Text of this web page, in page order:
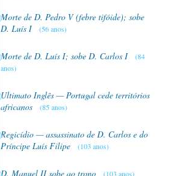
Morte de D. Pedro V (febre tifóide); sobe
D. Luís I
(56 anos)
Morte de D. Luís I; sobe D. Carlos I
(84
anos)
Ultimato Inglês — Portugal cede territórios
africanos
(85 anos)
Regicídio — assassinato de D. Carlos e do
Príncipe Luís Filipe
(103 anos)
D. Manuel II sobe ao trono (103 anos)